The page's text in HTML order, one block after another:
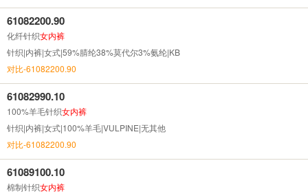
61082200.90
化纤针织女内裤
针织|内裤|女式|59%腈纶38%莫代尔3%氨纶|KB
对比-61082200.90
61082990.10
100%羊毛针织女内裤
针织|内裤|女式|100%羊毛|VULPINE|无其他
对比-61082200.90
61089100.10
棉制针织女内裤